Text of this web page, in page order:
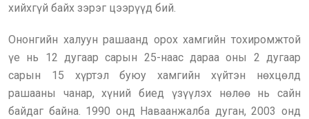
хийхгүй байх зэрэг цээрүүд бий.
Ононгийн халуун рашаанд орох хамгийн тохиромжтой
үе нь 12 дугаар сарын 25-наас дараа оны 2 дугаар
сарын 15 хүртэл буюу хамгийн хүйтэн нөхцөлд
рашааны чанар, хүний биед үзүүлэх нөлөө нь сайн
байдаг байна. 1990 онд Наваанжалба дуган, 2003 онд